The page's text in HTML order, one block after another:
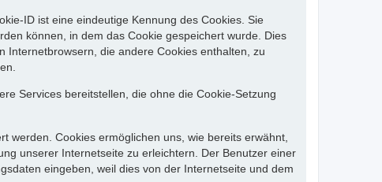
ID ist eine eindeutige Kennung des Cookies. Sie
können, in dem das Cookie gespeichert wurde. Dies
Internetbrowsern, die andere Cookies enthalten, zu
Services bereitstellen, die ohne die Cookie-Setzung
werden. Cookies ermöglichen uns, wie bereits erwähnt,
unserer Internetseite zu erleichtern. Der Benutzer einer
eingeben, weil dies von der Internetseite und dem